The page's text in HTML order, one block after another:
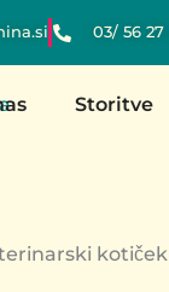
03/ 56
Storitve
kotiček